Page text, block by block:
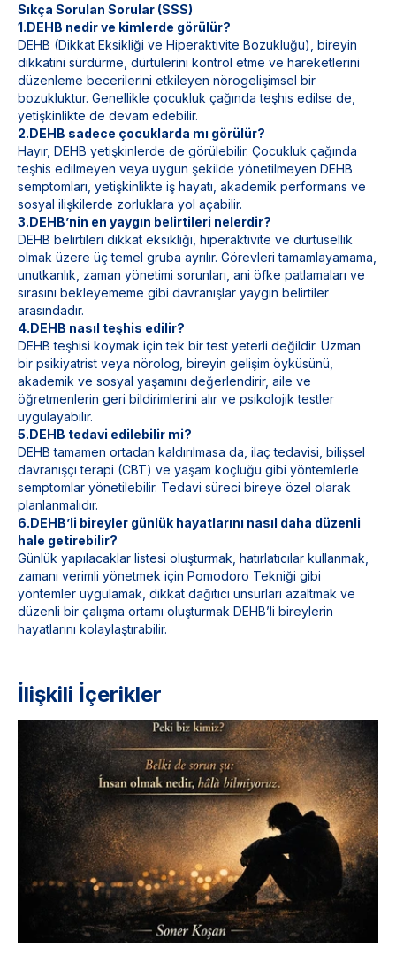
Sıkça Sorulan Sorular (SSS)
1.DEHB nedir ve kimlerde görülür?
DEHB (Dikkat Eksikliği ve Hiperaktivite Bozukluğu), bireyin
dikkatini sürdürme, dürtülerini kontrol etme ve hareketlerini
düzenleme becerilerini etkileyen nörogelişimsel bir
bozukluktur. Genellikle çocukluk çağında teşhis edilse de,
yetişkinlikte de devam edebilir.
2.DEHB sadece çocuklarda mı görülür?
Hayır, DEHB yetişkinlerde de görülebilir. Çocukluk çağında
teşhis edilmeyen veya uygun şekilde yönetilmeyen DEHB
semptomları, yetişkinlikte iş hayatı, akademik performans ve
sosyal ilişkilerde zorluklara yol açabilir.
3.DEHB’nin en yaygın belirtileri nelerdir?
DEHB belirtileri dikkat eksikliği, hiperaktivite ve dürtüsellik
olmak üzere üç temel gruba ayrılır. Görevleri tamamlayamama,
unutkanlık, zaman yönetimi sorunları, ani öfke patlamaları ve
sırasını bekleyememe gibi davranışlar yaygın belirtiler
arasındadır.
4.DEHB nasıl teşhis edilir?
DEHB teşhisi koymak için tek bir test yeterli değildir. Uzman
bir psikiyatrist veya nörolog, bireyin gelişim öyküsünü,
akademik ve sosyal yaşamını değerlendirir, aile ve
öğretmenlerin geri bildirimlerini alır ve psikolojik testler
uygulayabilir.
5.DEHB tedavi edilebilir mi?
DEHB tamamen ortadan kaldırılmasa da, ilaç tedavisi, bilişsel
davranışçı terapi (CBT) ve yaşam koçluğu gibi yöntemlerle
semptomlar yönetilebilir. Tedavi süreci bireye özel olarak
planlanmalıdır.
6.DEHB’li bireyler günlük hayatlarını nasıl daha düzenli
hale getirebilir?
Günlük yapılacaklar listesi oluşturmak, hatırlatıcılar kullanmak,
zamanı verimli yönetmek için Pomodoro Tekniği gibi
yöntemler uygulamak, dikkat dağıtıcı unsurları azaltmak ve
düzenli bir çalışma ortamı oluşturmak DEHB’li bireylerin
hayatlarını kolaylaştırabilir.
İlişkili İçerikler